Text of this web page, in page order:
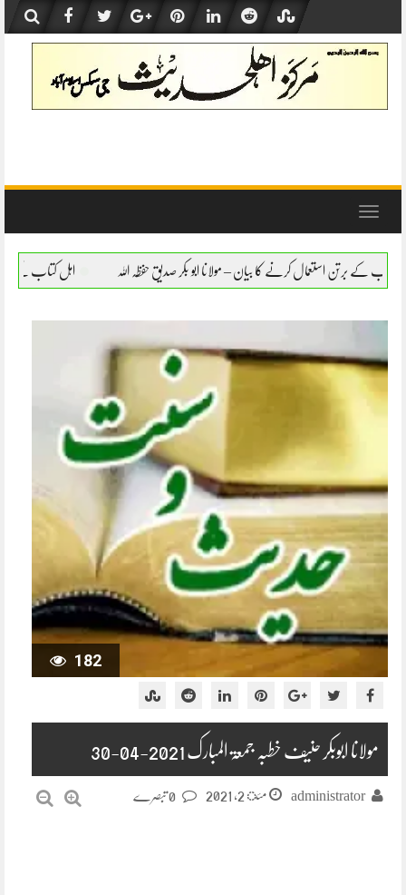
content
Toggle
– مولانا ابو بکر صدیق حفظہ اللہ اہل کتاب کے برتن استعمال کرنے کا بیان – مولانا
182
مولانا ابوبکر حنیف خطبہ جمعۃ المبارک 2021-04-30
administrator مئ 2, 2021